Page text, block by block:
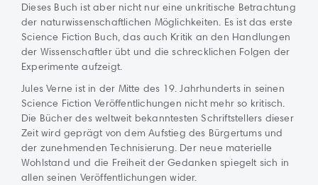
Dieses Buch ist aber nicht nur eine unkritische Betrachtung
der naturwissenschaftlichen Möglichkeiten. Es ist das erste
Science Fiction Buch, das auch Kritik an den Handlungen
der Wissenschaftler übt und die schrecklichen Folgen der
Experimente aufzeigt.
Jules Verne ist in der Mitte des 19. Jahrhunderts in seinen
Science Fiction Veröffentlichungen nicht mehr so kritisch.
Die Bücher des weltweit bekanntesten Schriftstellers dieser
Zeit wird geprägt von dem Aufstieg des Bürgertums und
der zunehmenden Technisierung. Der neue materielle
Wohlstand und die Freiheit der Gedanken spiegelt sich in
allen seinen Veröffentlichungen wider.